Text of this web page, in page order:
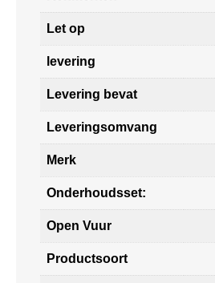
Let op
levering
Levering bevat
Leveringsomvang
Merk
Onderhoudsset:
Open Vuur
Productsoort